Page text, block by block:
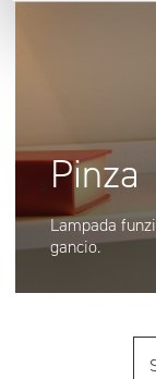
Pinza
Lampada
gancio.